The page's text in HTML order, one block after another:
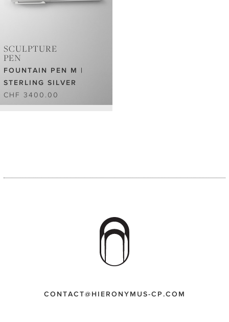
SCULPTURE
PEN
FOUNTAIN PEN M |
STERLING SILVER
CHF 3400.00
CONTACT@HIERONYMUS-CP.COM